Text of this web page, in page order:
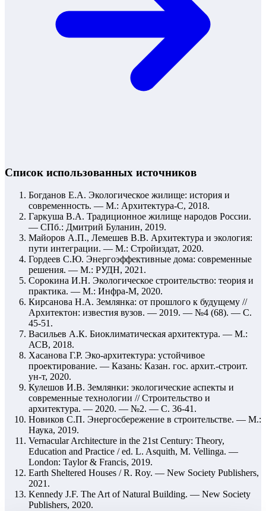
Список использованных источников
Богданов Е.А. Экологическое жилище: история и
современность. — М.: Архитектура-С, 2018.
Гаркуша В.А. Традиционное жилище народов России.
— СПб.: Дмитрий Буланин, 2019.
Майоров А.П., Лемешев В.В. Архитектура и экология:
пути интеграции. — М.: Стройиздат, 2020.
Гордеев С.Ю. Энергоэффективные дома: современные
решения. — М.: РУДН, 2021.
Сорокина И.Н. Экологическое строительство: теория и
практика. — М.: Инфра-М, 2020.
Кирсанова Н.А. Землянка: от прошлого к будущему //
Архитектон: известия вузов. — 2019. — №4 (68). — С.
45-51.
Васильев А.К. Биоклиматическая архитектура. — М.:
АСВ, 2018.
Хасанова Г.Р. Эко-архитектура: устойчивое
проектирование. — Казань: Казан. гос. архит.-строит.
ун-т, 2020.
Кулешов И.В. Землянки: экологические аспекты и
современные технологии // Строительство и
архитектура. — 2020. — №2. — С. 36-41.
Новиков С.П. Энергосбережение в строительстве. — М.:
Наука, 2019.
Vernacular Architecture in the 21st Century: Theory,
Education and Practice / ed. L. Asquith, M. Vellinga. —
London: Taylor & Francis, 2019.
Earth Sheltered Houses / R. Roy. — New Society Publishers,
2021.
Kennedy J.F. The Art of Natural Building. — New Society
Publishers, 2020.